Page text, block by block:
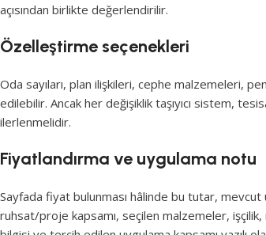
açısından birlikte değerlendirilir.
Özelleştirme seçenekleri
Oda sayıları, plan ilişkileri, cephe malzemeleri,
edilebilir. Ancak her değişiklik taşıyıcı sistem,
ilerlenmelidir.
Fiyatlandırma ve uygulama notu
Sayfada fiyat bulunması hâlinde bu tutar,
ruhsat/proje kapsamı, seçilen malzemeler,